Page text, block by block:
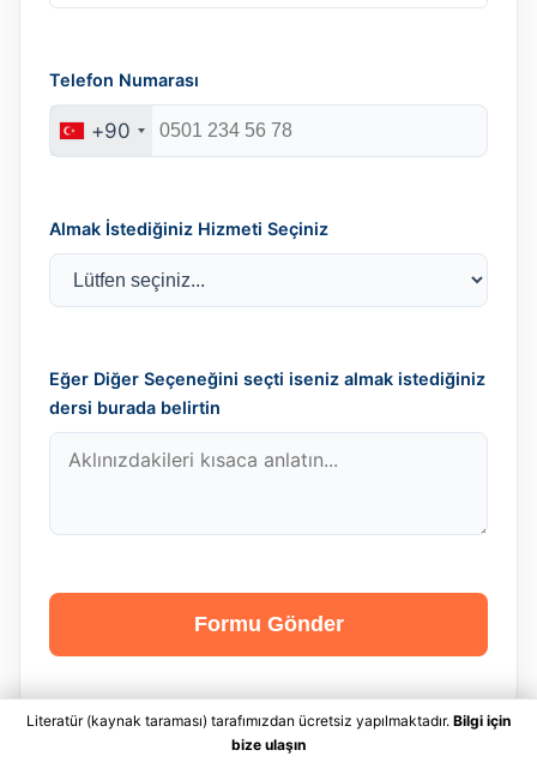
Telefon Numarası
+90
Almak İstediğiniz Hizmeti Seçiniz
Eğer Diğer Seçeneğini seçti iseniz almak istediğiniz
dersi burada belirtin
Formu Gönder
Literatür (kaynak taraması) tarafımızdan ücretsiz yapılmaktadır. Bilgi için
bize ulaşın